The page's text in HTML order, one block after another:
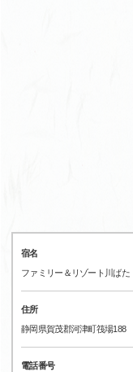
宿名
ファミリー＆リゾート川ばた
住所
静岡県賀茂郡河津町筏場188
電話番号